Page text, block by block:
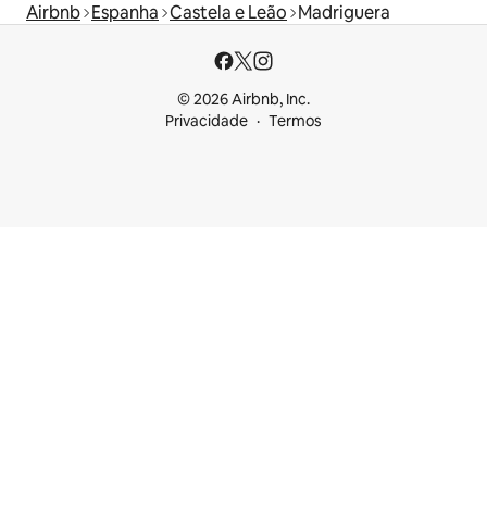
Airbnb Espanha Castela e Leão Madriguera
© 2026 Airbnb, Inc.
Privacidade
Termos